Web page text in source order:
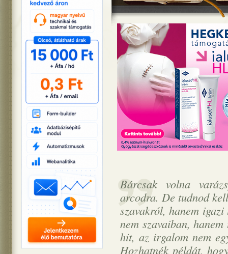
Bárcsak volna
arcodra. De tudnod
szavakról, hanem
nem szavaiban,
hit, az irgalom nem
Hozhatnék példát,